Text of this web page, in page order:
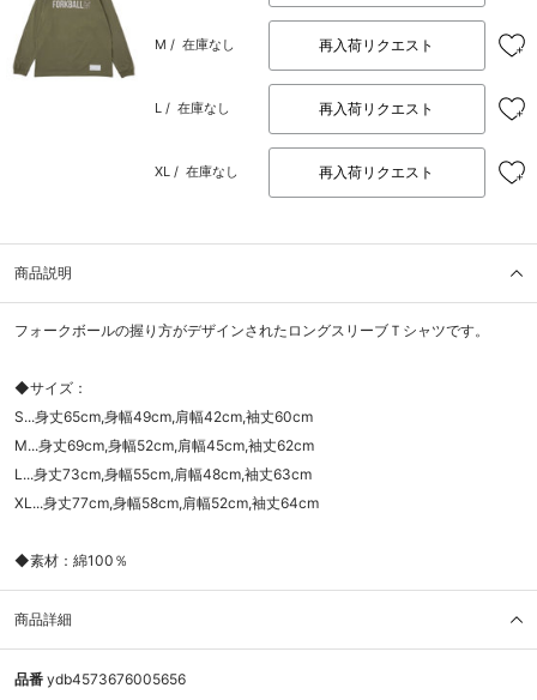
M / 在庫なし 再入荷リクエスト
L / 在庫なし 再入荷リクエスト
XL / 在庫なし 再入荷リクエスト
商品説明
フォークボールの握り方がデザインされたロングスリーブＴシャツです。
◆サイズ：
S...身丈65cm,身幅49cm,肩幅42cm,袖丈60cm
M...身丈69cm,身幅52cm,肩幅45cm,袖丈62cm
L...身丈73cm,身幅55cm,肩幅48cm,袖丈63cm
XL...身丈77cm,身幅58cm,肩幅52cm,袖丈64cm
◆素材：綿100％
商品詳細
品番 ydb4573676005656